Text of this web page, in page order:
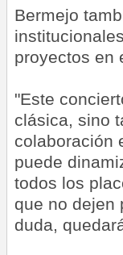
Bermejo
proyectos en
"Este
clásica, sino
colaboración
puede
todos los
que no dejen
duda,